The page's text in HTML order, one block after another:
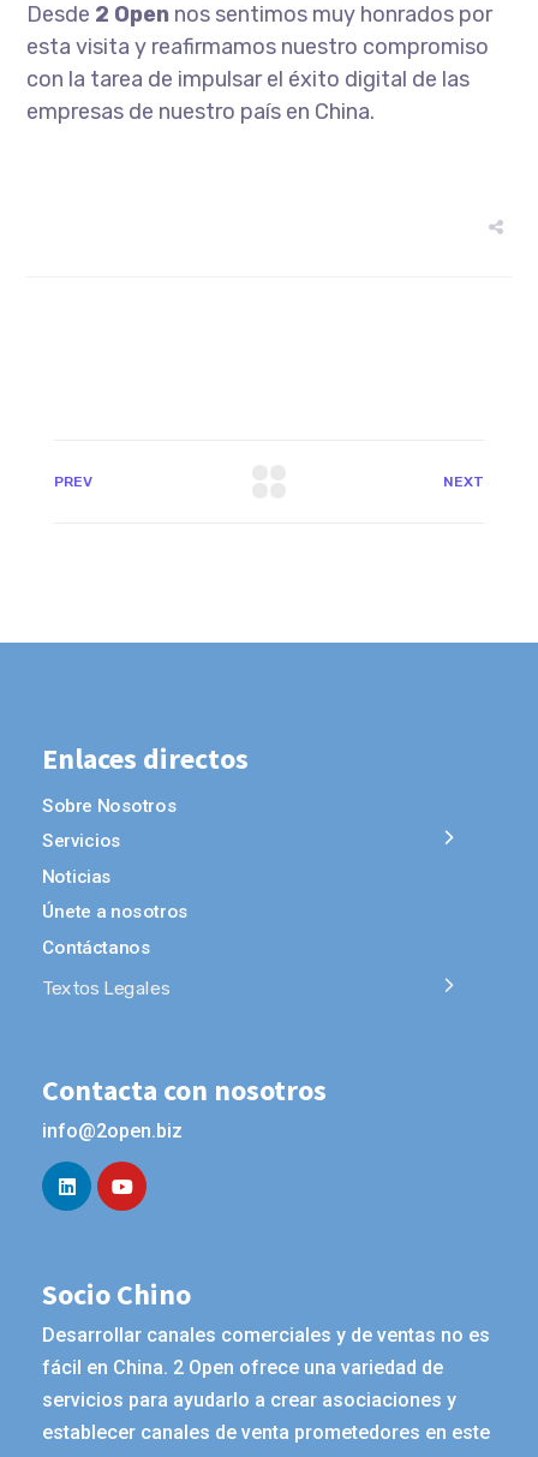
Desde 2 Open nos sentimos muy honrados por
esta visita y reafirmamos nuestro compromiso
con la tarea de impulsar el éxito digital de las
empresas de nuestro país en China.
PREV NEXT
Enlaces directos
Sobre Nosotros
Servicios
Noticias
Únete a nosotros
Contáctanos
Textos Legales
Contacta con nosotros
info@2open.biz
Socio Chino
Desarrollar canales comerciales y de ventas no es
fácil en China. 2 Open ofrece una variedad de
servicios para ayudarlo a crear asociaciones y
establecer canales de venta prometedores en este